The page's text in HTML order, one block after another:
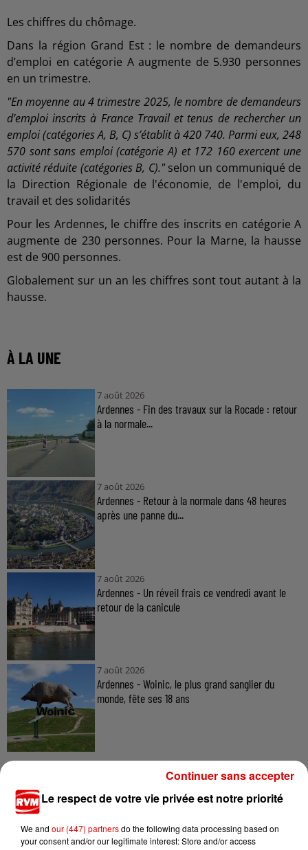
Les chiffres du chômage.
Dans la région Grand Est : le nombre de demandeurs
d’emploi en catégorie A augmente de 5.930 personnes
en un trimestre.
"En moyenne au 4 trimestre 2025, le nombre de demandeurs
d’emploi inscrits à France Travail et tenus de rechercher un
emploi (catégories A, B, C) s’établit à 420 740. Parmi eux, 248
570 sont sans emploi (catégorie A) et 172 160 exercent une
activité réduite (catégories B, C)."selon un communiqué de
la Direction Régionale de l'économie, de l'emploi, du
travail et des solidarités
Pour les Ardennes, le chiffre des inscrits en catégorie A
augmente de 230 personnes. Pour la Marne, la hausse
est de 900 personnes.
Globalement sur un an les chiffres sont tout autant à la
hausse.
À LA UNE
7 août 2026
Ardennes - Fin des travaux sur la Rocade : retour
à la normale...
7 août 2026
Ardennes - Retour à la normale dans 48 heures
après une panne du...
7 août 2026
Ardennes - Un réveil frais ce vendredi avant le
retour de la canicule
7 août 2026
Ardennes - Woinic, le plus grand sanglier du
monde, fête ses 18 ans
TITRES DIFFUSÉS
Le respect de votre vie privée est notre priorité
We and our (447) partnersdo the following data processing based on
your consent and/or our legitimate interest: Store and/or access
Continuer sans accepter